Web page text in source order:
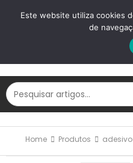
LOGIN
Home Produtos
Este website utiliza cookies
de